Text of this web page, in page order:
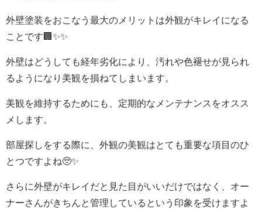
外壁塗装をおこなう最大のメリットは外観がキレイになる
ことです🏢✨✨
外壁はどうしても経年劣化により、汚れや色褪せが見られ
るようになり美観を損ねてしまいます。
美観を維持するためにも、定期的なメンテナンスをオスス
メします。
部屋探しをする際に、外観の美観はとても重要な項目のひ
とつですよね🥺✨
さらに外壁がキレイだと見た目がいいだけではなく、オー
ナーさんがきちんと管理しているという印象を受けますよ